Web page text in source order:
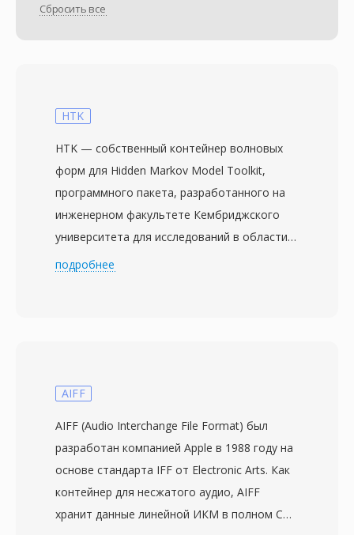
Сбросить все
HTK
HTK — собственный контейнер волновых
форм для Hidden Markov Model Toolkit,
программного пакета, разработанного на
инженерном факультете Кембриджского
университета для исследований в области
распознавания речи. Впервые выпущенный
параметрических векторов или сырых
определяющим число кадров, период кадра
в единицах по 100 нс, количество байтов на
кадр и код типа данных — от PCM-волновых
форм до мел-частотных кепстральных
коэффициентов и энергий фильтровых
подробнее
AIFF
AIFF (Audio Interchange File Format) был
разработан компанией Apple в 1988 году на
основе стандарта IFF от Electronic Arts. Как
контейнер для несжатого аудио, AIFF
хранит данные линейной ИКМ в полном CD-